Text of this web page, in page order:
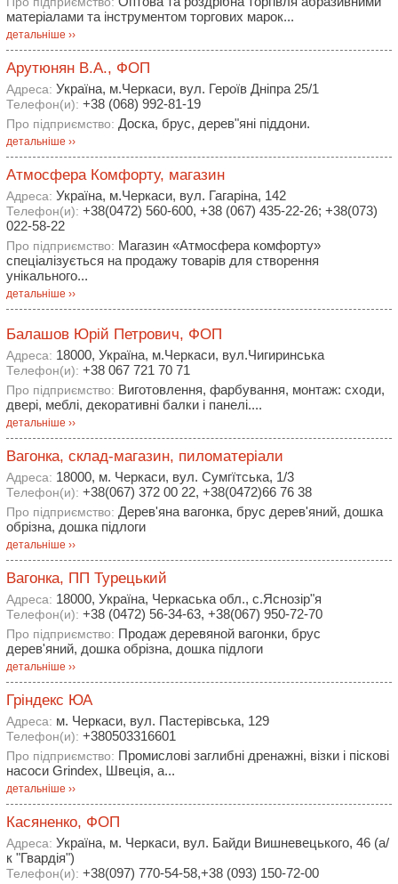
матеріалами та інструментом торгових марок...
детальніше ››
Арутюнян В.А., ФОП
Адреса: Україна, м.Черкаси, вул. Героїв Дніпра 25/1
Телефон(и): +38 (068) 992-81-19
Про підприємство: Доска, брус, дерев"яні піддони.
детальніше ››
Атмосфера Комфорту, магазин
Адреса: Україна, м.Черкаси, вул. Гагаріна, 142
Телефон(и): +38(0472) 560-600, +38 (067) 435-22-26; +38(073)
022-58-22
Про підприємство: Магазин «Атмосфера комфорту»
спеціалізується на продажу товарів для створення
унікального...
детальніше ››
Балашов Юрій Петрович, ФОП
Адреса: 18000, Україна, м.Черкаси, вул.Чигиринська
Телефон(и): +38 067 721 70 71
Про підприємство: Виготовлення, фарбування, монтаж: сходи,
двері, меблі, декоративні балки і панелі....
детальніше ››
Вагонка, склад-магазин, пиломатеріали
Адреса: 18000, м. Черкаси, вул. Сумгїтська, 1/3
Телефон(и): +38(067) 372 00 22, +38(0472)66 76 38
Про підприємство: Дерев'яна вагонка, брус дерев'яний, дошка
обрізна, дошка підлоги
детальніше ››
Вагонка, ПП Турецький
Адреса: 18000, Україна, Черкаська обл., с.Яснозір"я
Телефон(и): +38 (0472) 56-34-63, +38(067) 950-72-70
Про підприємство: Продаж деревяной вагонки, брус
дерев'яний, дошка обрізна, дошка підлоги
детальніше ››
Гріндекс ЮА
Адреса: м. Черкаси, вул. Пастерівська, 129
Телефон(и): +380503316601
Про підприємство: Промислові заглибні дренажні, візки і піскові
насоси Grindex, Швеція, а...
детальніше ››
Касяненко, ФОП
Адреса: Україна, м. Черкаси, вул. Байди Вишневецького, 46 (а/
к "Гвардія")
Телефон(и): +38(097) 770-54-58,+38 (093) 150-72-00